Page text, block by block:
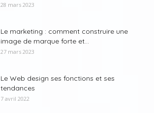
28 mars 2023
Le marketing : comment construire une
image de marque forte et...
27 mars 2023
Le Web design ses fonctions et ses
tendances
7 avril 2022